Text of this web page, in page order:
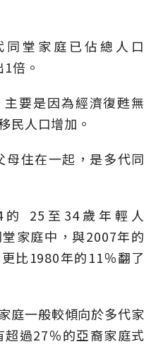
堂家庭已佔總人口
倍。
要是因為經濟復甦無
民人口增加。
住在一起，是多代同
25至34歲年輕人
家庭中，與2007年的
比1980年的11％翻了
庭一般較傾向於多代家
過27％的亞裔家庭式